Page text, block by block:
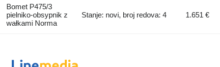
Bomet P475/3
pielniko-obsypnik z
wałkami Norma
Stanje: novi, broj redova: 4 1.651 €